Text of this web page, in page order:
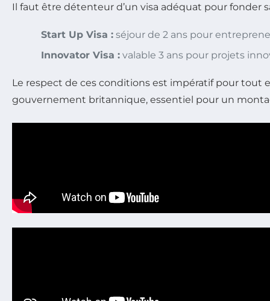
Il faut être détenteur d’un visa adéquat pour fonder
Start Up Visa : séjour de 2 ans pour
Innovator Visa : valable 3 ans pour projets
Le respect de ces conditions est impératif pour tout
gouvernement britannique, essentiel pour un